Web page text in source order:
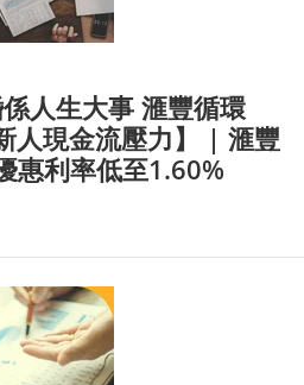
係人生大事 滙豐循環
人現金流壓力】 | 滙豐
惠利率低至1.60%